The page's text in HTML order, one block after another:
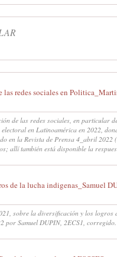
redes sociales en
de las redes sociales, en particular
en Latinoamérica en 2022,
en la Revista de Prensa 4_abril 2022
allí también está disponible la
de la lucha indigenas_Samuel
sobre la diversificación y los logros
por Samuel DUPIN, 2ECS1, corregido.